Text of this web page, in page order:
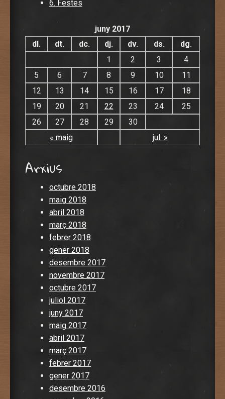
6. Festes
juny 2017
dl.
dt. dc. dj. dv. ds. dg.
« maig jul. »
1 2 3
4
5
6 7 8 9 10
11
12
13 14 15 16 17
18
19
20 21 22 23 24
25
26
27 28 29 30
Arxius
octubre 2018
maig 2018
abril 2018
març 2018
febrer 2018
gener 2018
desembre 2017
novembre 2017
octubre 2017
juliol 2017
juny 2017
maig 2017
abril 2017
març 2017
febrer 2017
gener 2017
desembre 2016